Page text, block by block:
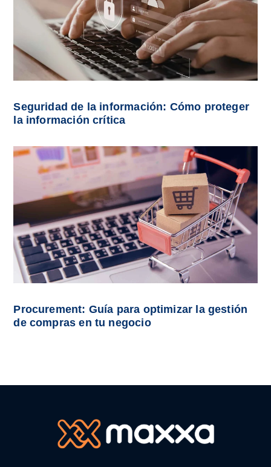
Seguridad de la información: Cómo proteger
la información crítica
Procurement: Guía para optimizar la gestión
de compras en tu negocio